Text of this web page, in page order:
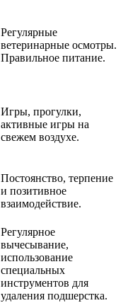
Регулярные
ветеринарные осмотры.
Правильное питание.
Игры, прогулки,
активные игры на
свежем воздухе.
Постоянство, терпение
и позитивное
взаимодействие.
Регулярное
вычесывание,
использование
специальных
инструментов для
удаления подшерстка.